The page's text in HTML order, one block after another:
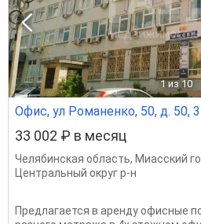
1 из 10
Офис, ул Романенко, 50, д. 50,
33 002 ₽ в месяц
Челябинская область, Миасский
Центральный округ р-н
Предлагается в аренду офисные